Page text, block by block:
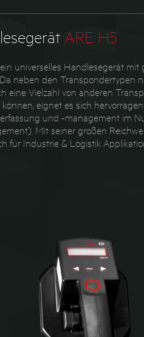
ARE H5
universelles Handlesegerät mit
neben den Transpondertypen
eine Vielzahl von anderen
eignet es sich
und -management im
MIt seiner großen
für Industrie & Logistik